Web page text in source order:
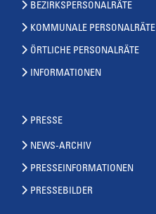
BEZIRKSPERSONALRÄTE
KOMMUNALE PERSONALRÄTE
ÖRTLICHE PERSONALRÄTE
INFORMATIONEN
PRESSE
NEWS-ARCHIV
PRESSEINFORMATIONEN
PRESSEBILDER